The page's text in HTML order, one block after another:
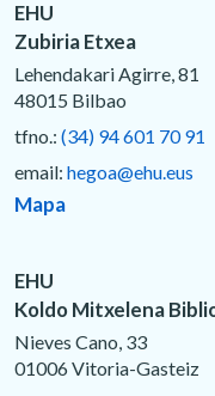
EHU
Zubiria Etxea
Lehendakari Agirre, 81
48015 Bilbao
tfno.: (34) 94 601 70 91
email: hegoa@ehu.eus
Mapa
EHU
Koldo Mitxelena
Nieves Cano, 33
01006 Vitoria-Gasteiz